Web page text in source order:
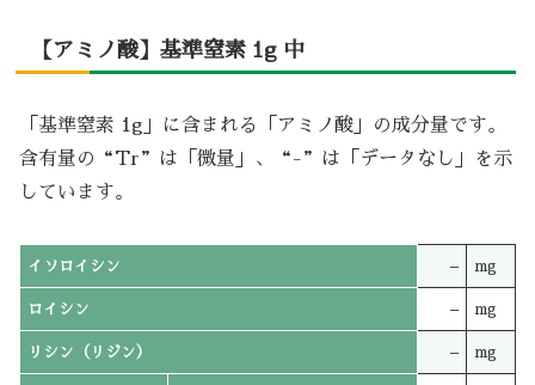
【アミノ酸】基準窒素 1g 中
「基準窒素 1g」に含まれる「アミノ酸」の成分量です。
含有量の“Tr”は「微量」、“-”は「データなし」を示
しています。
イソロイシン – mg
ロイシン – mg
リシン（リジン） – mg